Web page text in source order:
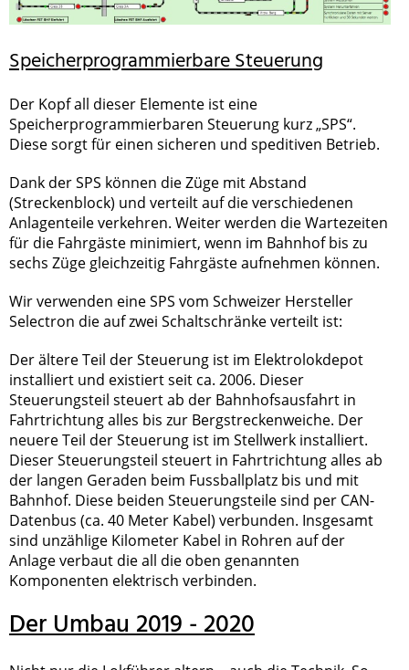
Speicherprogrammierbare Steuerung
Der Kopf all dieser Elemente ist eine
Speicherprogrammierbaren Steuerung kurz „SPS“.
Diese sorgt für einen sicheren und speditiven Betrieb.
Dank der SPS können die Züge mit Abstand
(Streckenblock) und verteilt auf die verschiedenen
Anlagenteile verkehren. Weiter werden die Wartezeiten
für die Fahrgäste minimiert, wenn im Bahnhof bis zu
sechs Züge gleichzeitig Fahrgäste aufnehmen können.
Wir verwenden eine SPS vom Schweizer Hersteller
Selectron die auf zwei Schaltschränke verteilt ist:
Der ältere Teil der Steuerung ist im Elektrolokdepot
installiert und existiert seit ca. 2006. Dieser
Steuerungsteil steuert ab der Bahnhofsausfahrt in
Fahrtrichtung alles bis zur Bergstreckenweiche. Der
neuere Teil der Steuerung ist im Stellwerk installiert.
Dieser Steuerungsteil steuert in Fahrtrichtung alles ab
der langen Geraden beim Fussballplatz bis und mit
Bahnhof. Diese beiden Steuerungsteile sind per CAN-
Datenbus (ca. 40 Meter Kabel) verbunden. Insgesamt
sind unzählige Kilometer Kabel in Rohren auf der
Anlage verbaut die all die oben genannten
Komponenten elektrisch verbinden.
Der Umbau 2019 - 2020